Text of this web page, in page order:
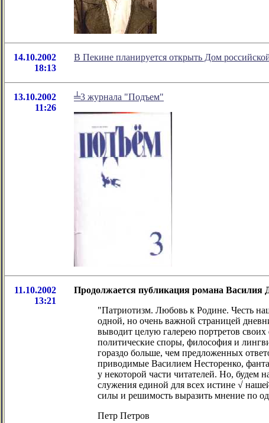
14.10.2002
18:13
В Пекине планируется открыть Дом
13.10.2002
11:26
╧3 журнала "Подъем"
11.10.2002
13:21
Продолжается публикация романа Василия
"Патриотизм. Любовь к Родине. Честь
одной, но очень важной страницей
выводит целую галерею портретов
политические споры, философия и
гораздо больше, чем предложенных
приводимые Василием Несторенко,
у некоторой части читателей. Но, будем
служения единой для всех истине √
силы и решимость выразить мнение по
Петр Петров